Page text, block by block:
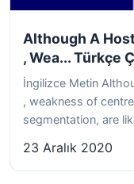
Although A
, Wea... Türkçe
İngilizce Metin
, weakness of
segmentation, are
23 Aralık 2020